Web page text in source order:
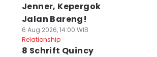
Jenner, Kepergok
Jalan Bareng!
6 Aug 2026, 14:00 WIB
Relationship
8 Schrift Quincy